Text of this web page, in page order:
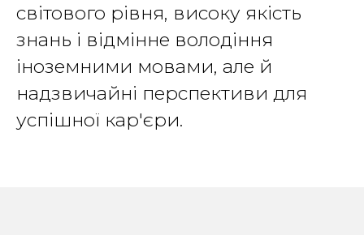
світового рівня, високу якість
знань і відмінне володіння
іноземними мовами, але й
надзвичайні перспективи для
успішної кар'єри.